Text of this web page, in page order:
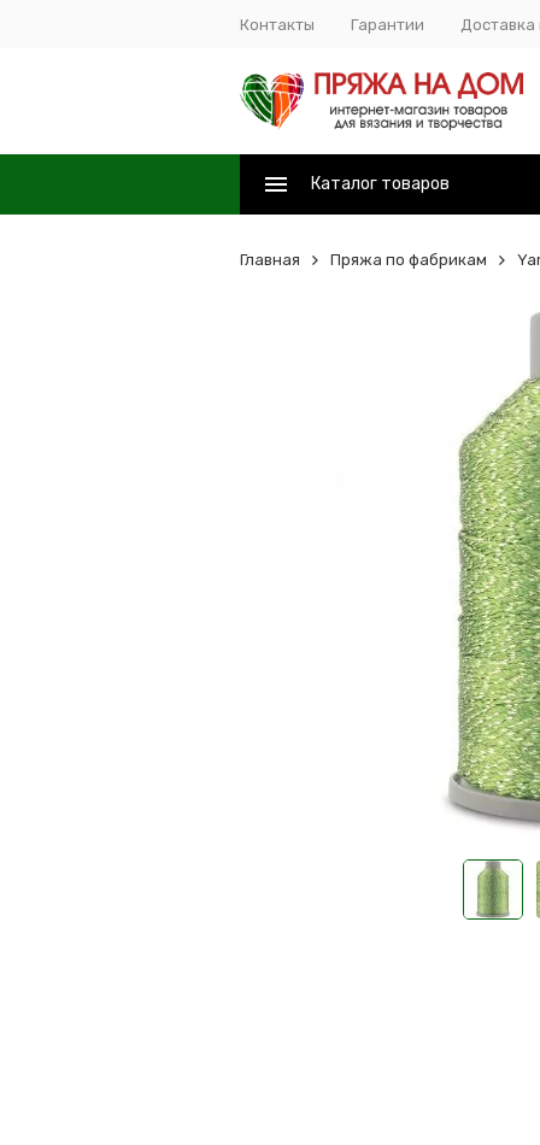
Контакты Гарантии Доставка
Каталог товаров
Главная Пряжа по фабрикам